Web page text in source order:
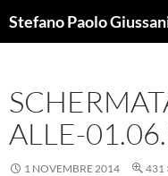
alStefano Paolo
ALLE-
1 NOVEMBRE 2014 431